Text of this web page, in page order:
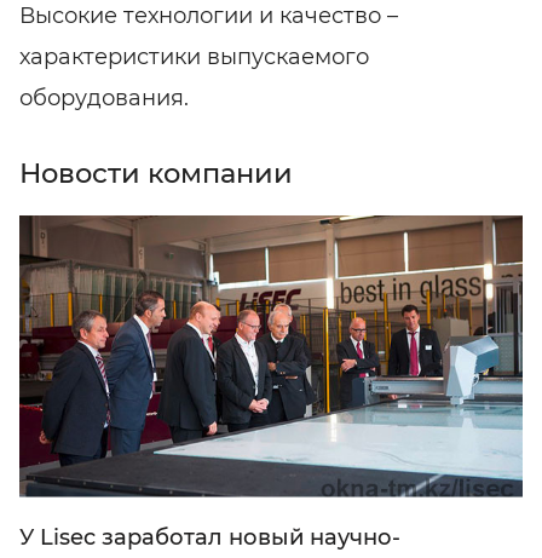
Высокие технологии и качество –
характеристики выпускаемого
оборудования.
Новости компании
У Lisec заработал новый научно-